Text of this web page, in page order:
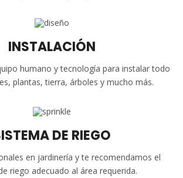
INSTALACIÓN
humano y tecnología para instalar todo
plantas, tierra, árboles y mucho más.
DE RIEGO
en jardinería y te recomendamos el
riego adecuado al área requerida.